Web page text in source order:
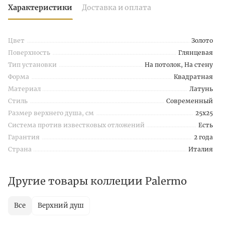
Характеристики Доставка и оплата
Цвет
Золото
Поверхность
Глянцевая
Тип установки
На потолок, На стену
Форма
Квадратная
Материал
Латунь
Стиль
Современный
Размер верхнего душа, см
25x25
Система против известковых отложений
Есть
Гарантия
2 года
Страна
Италия
Другие товары коллеции Palermo
Все Верхний душ